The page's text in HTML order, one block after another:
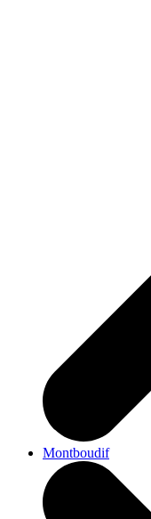
Montboudif